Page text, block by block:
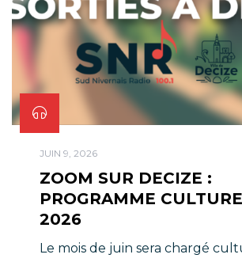
JUIN 9, 2026
ZOOM SUR DECIZE :
PROGRAMME
2026
Le mois de juin sera chargé